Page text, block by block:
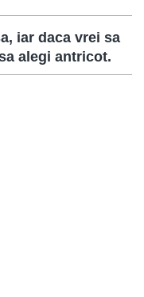
iar daca vrei sa
alegi antricot.